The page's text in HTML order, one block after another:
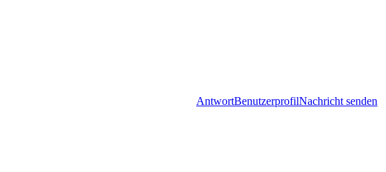
AntwortBenutzerprofilNachricht senden